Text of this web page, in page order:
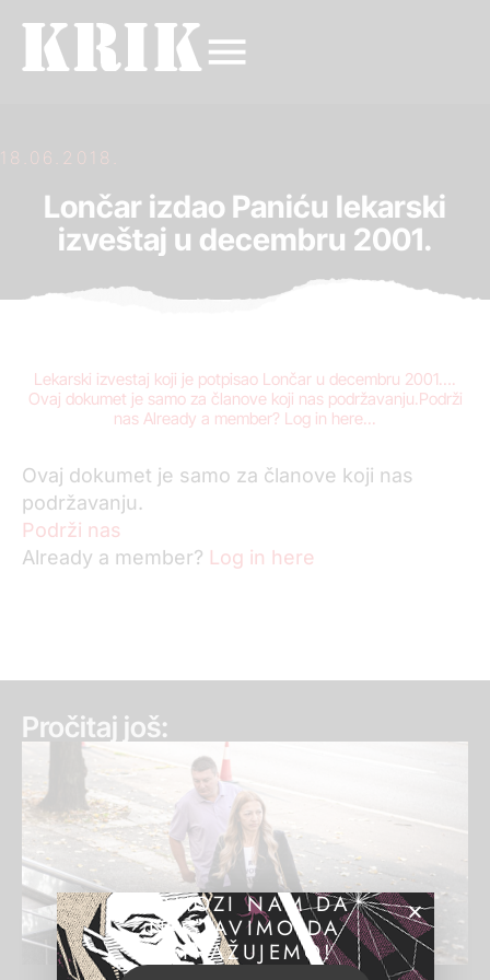
18.06.2018.
Lončar izdao Paniću lekarski
izveštaj u decembru 2001.
Lekarski izvestaj koji je potpisao Lončar u decembru 2001….
Ovaj dokumet je samo za članove koji nas podržavanju.Podrži
nas Already a member? Log in here...
Ovaj dokumet je samo za članove koji nas
podržavanju.
Podrži nas
Already a member? Log in here
Pročitaj još:
POMOZI NAM DA
NASTAVIMO DA
ISTRAŽUJEMO!